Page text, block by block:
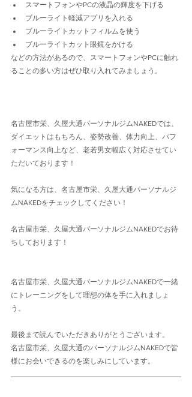
スマートフォンやPCの液晶の輝度を下げる
ブルーライト軽減アプリを入れる
ブルーライトカットフィルムを使う
ブルーライトカット眼鏡をかける
などの方法があるので、スマートフォンやPCに触れ
ることの多い方はぜひ取り入れてみましょう。
名古屋市栄、久屋大通パーソナルジムNAKEDでは、
ダイエットはもちろん、姿勢改善、体力向上、パフ
ォーマンス向上など、老若男女幅広く対応させてい
ただいております！
気になる方は、名古屋市栄、久屋大通パーソナルジ
ムNAKEDをチェックしてください！
名古屋市栄、久屋大通パーソナルジムNAKEDでお待
ちしております！
名古屋市栄、久屋大通パーソナルジムNAKEDで一緒
にトレーニングをして理想の体を手に入れましょ
う。
最後まで読んでいただきありがとうございます。
名古屋市栄、久屋大通のパーソナルジムNAKEDで皆
様にお会いできるのを楽しみにしています。